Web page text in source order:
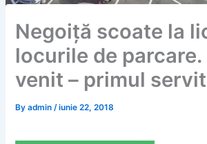
Negoiță scoate la
locurile de parcare.
venit – primul servit
Byadmin/iunie 22, 2018